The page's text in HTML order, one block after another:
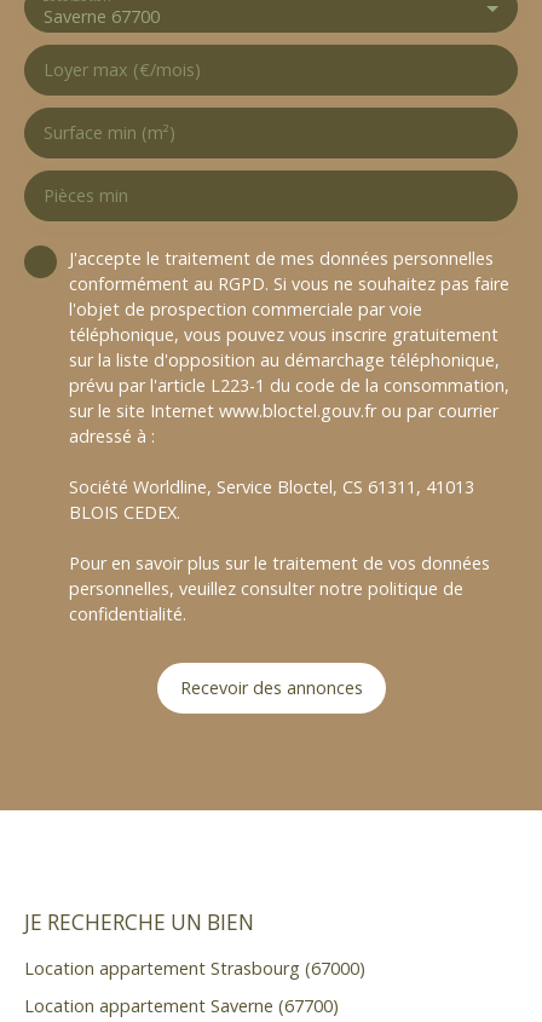
Saverne 67700
Loyer max (€/mois)
Surface min (m²)
Pièces min
J'accepte le traitement de mes données personnelles
conformément au RGPD. Si vous ne souhaitez pas faire
l'objet de prospection commerciale par voie
téléphonique, vous pouvez vous inscrire gratuitement
sur la liste d'opposition au démarchage téléphonique,
prévu par l'article L223-1 du code de la consommation,
sur le site Internet www.bloctel.gouv.fr ou par courrier
adressé à :
Société Worldline, Service Bloctel, CS 61311, 41013
BLOIS CEDEX.
Pour en savoir plus sur le traitement de vos données
personnelles, veuillez consulter notre politique de
confidentialité.
Recevoir des annonces
JE RECHERCHE UN BIEN
Location appartement Strasbourg (67000)
Location appartement Saverne (67700)